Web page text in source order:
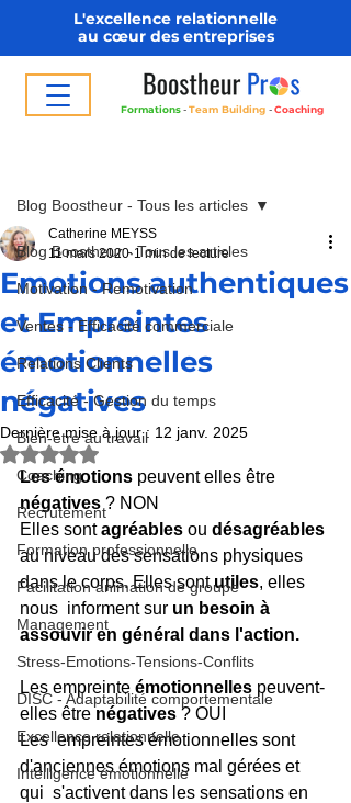
L'excellence relationnelle
au cœur des entreprises
Formations -Team Building -Coaching
Blog Boostheur - Tous les articles
Motivation - Remotivation
Ventes - Efficacité commerciale
Relations Clients
Efficacité - Gestion du temps
Bien-être au travail
Coaching
Recrutement
Formation professionnelle
Facilitation animation de groupe
Management
Stress-Emotions-Tensions-Conflits
DISC - Adaptabilité comportementale
Excellence relationnelle
Intelligence émotionnelle
Blog Boostheur - Tous les articles
Emotions authentiques
et Empreintes
émotionnelles
négatives
Catherine MEYSS
11 mars 2020 1 min de lecture
Dernière mise à jour : 12 janv. 2025
Noté NaN étoiles sur 5.
Les émotions peuvent elles être
négatives ? NON
Elles sont agréables ou désagréables
au niveau des sensations physiques
dans le corps. Elles sont utiles, elles
nous  informent sur un besoin à
assouvir en général dans l'action.
Les empreinte émotionnelles peuvent-
elles être négatives ? OUI
Les  empreintes émotionnelles sont
d'anciennes émotions mal gérées et
qui  s'activent dans les sensations en